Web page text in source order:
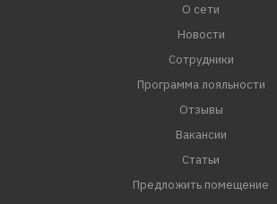
О сети
Новости
Сотрудники
Программа лояльности
Отзывы
Вакансии
Статьи
Предложить помещение